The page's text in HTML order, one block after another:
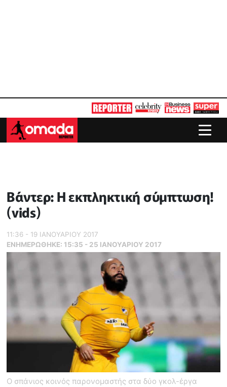
Βάντερ: Η εκπληκτική σύμπτωση!
(vids)
11:36 - 19 ΙΑΝΟΥΑΡΙΟΥ 2017
ΕΝΗΜΕΡΏΘΗΚΕ: 15:35 - 25 ΙΑΝΟΥΑΡΙΟΥ 2017
Ο σπάνιος κοινός παρονομαστής στα δύο γκολ-έργα